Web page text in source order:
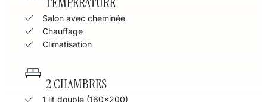
Salon avec cheminée
Chauffage
Climatisation
2 CHAMBRES
1 lit double (160×200)